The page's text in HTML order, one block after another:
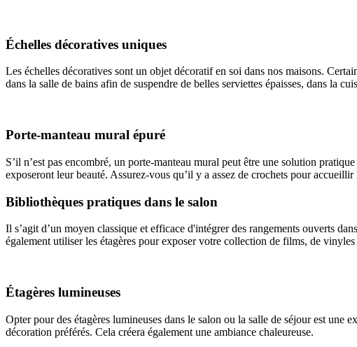
Échelles décoratives uniques
Les échelles décoratives sont un objet décoratif en soi dans nos maisons.
dans la salle de bains afin de suspendre de belles serviettes épaisses, dans la
Porte-manteau mural épuré
S’il n’est pas encombré, un porte-manteau mural peut être une solution
exposeront leur beauté. Assurez-vous qu’il y a assez de crochets pour
Bibliothèques pratiques dans le salon
Il s’agit d’un moyen classique et efficace d'intégrer des rangements ouverts
également utiliser les étagères pour exposer votre collection de films, de
Étagères lumineuses
Opter pour des étagères lumineuses dans le salon ou la salle de séjour est
décoration préférés. Cela créera également une ambiance chaleureuse.